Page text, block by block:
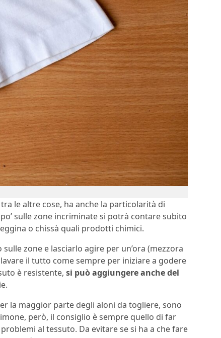
tra le altre cose, ha anche la particolarità di
sulle zone incriminate si potrà contare subito
o chissà quali prodotti chimici.
zone e lasciarlo agire per un’ora (mezzora
il tutto come sempre per iniziare a godere
è resistente, si può aggiungere anche del
la maggior parte degli aloni da togliere, sono
però, il consiglio è sempre quello di far
al tessuto. Da evitare se si ha a che fare